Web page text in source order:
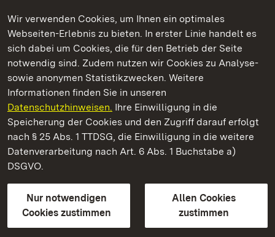
Wir verwenden Cookies, um Ihnen ein optimales
Webseiten-Erlebnis zu bieten. In erster Linie handelt es
sich dabei um Cookies, die für den Betrieb der Seite
notwendig sind. Zudem nutzen wir Cookies zu Analyse-
sowie anonymen Statistikzwecken. Weitere
Informationen finden Sie in unseren
Datenschutzhinweisen. Ihre Einwilligung in die
Speicherung der Cookies und den Zugriff darauf erfolgt
nach § 25 Abs. 1 TTDSG, die Einwilligung in die weitere
Datenverarbeitung nach Art. 6 Abs. 1 Buchstabe a)
DSGVO.
Nur notwendigen
Cookies zustimmen
Allen Cookies
zustimmen
Kommen. Staunen. Genießen.
Staatliche Schlösser und Gärten Baden‑Württemberg
Staatliche Schlösser und Gärten Baden-Württemberg
Kontakt
GebärdenspracheLeichte Sprache
Erklärung zur Barrierefreiheit
BITV-konform (geprüfte Seiten)